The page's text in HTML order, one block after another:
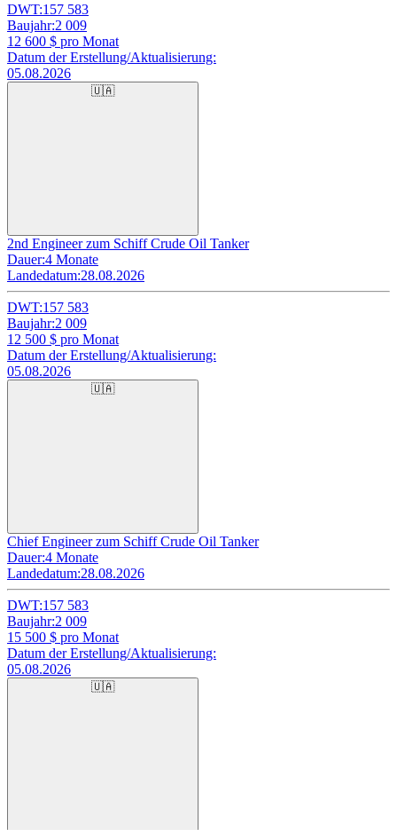
DWT:157 583
Baujahr:2 009
12 600 $ pro Monat
Datum der Erstellung/Aktualisierung:
05.08.2026
🇺🇦
2nd Engineer zum Schiff Crude Oil Tanker
Dauer:4 Monate
Landedatum:28.08.2026
DWT:157 583
Baujahr:2 009
12 500 $ pro Monat
Datum der Erstellung/Aktualisierung:
05.08.2026
🇺🇦
Chief Engineer zum Schiff Crude Oil Tanker
Dauer:4 Monate
Landedatum:28.08.2026
DWT:157 583
Baujahr:2 009
15 500 $ pro Monat
Datum der Erstellung/Aktualisierung:
05.08.2026
🇺🇦